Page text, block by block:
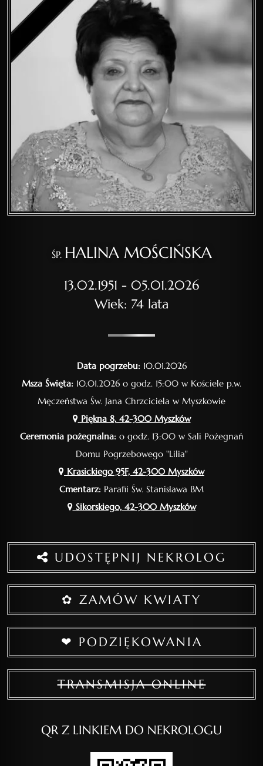
ŚP. HALINA MOŚCIŃSKA
13.02.1951 - 05.01.2026
Wiek: 74 lata
Data pogrzebu:10.01.2026
Msza Święta: 10.01.2026 o godz. 15:00 w Kościele p.w.
Męczeństwa Św. Jana Chrzciciela w Myszkowie
Piękna 8, 42-300 Myszków
Ceremonia pożegnalna:o godz. 13:00 w Sali Pożegnań
Domu Pogrzebowego "Lilia"
Krasickiego 95F, 42-300 Myszków
Cmentarz: Parafii Św. Stanisława BM
Sikorskiego, 42-300 Myszków
UDOSTĘPNIJ NEKROLOG
✿ ZAMÓW KWIATY
❤ PODZIĘKOWANIA
TRANSMISJA ONLINE
QR Z LINKIEM DO NEKROLOGU